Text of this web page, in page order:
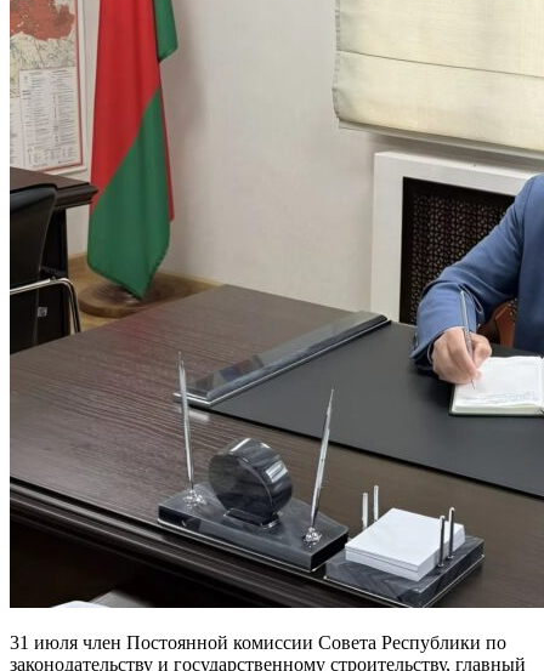
31 июля член Постоянной комиссии Совета Республики по
законодательству и государственному строительству, главный